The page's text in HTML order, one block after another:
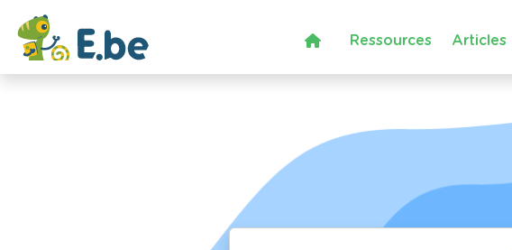
Ressources Articles